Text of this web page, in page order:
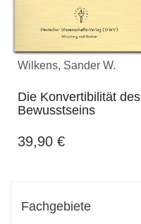
Wilkens, Sander W.
Die Konvertibilität des
Bewusstseins
39,90 €
Fachgebiete